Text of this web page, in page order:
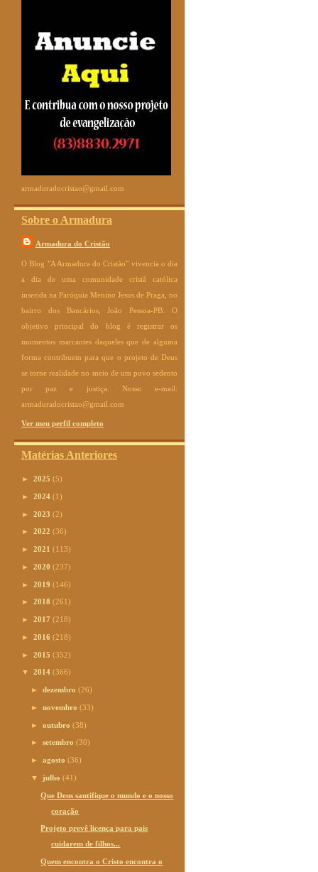
armaduradocristao@gmail.com
Sobre o Armadura
Armadura do Cristão
O Blog "A Armadura do Cristão" vivencia o dia
a dia de uma comunidade cristã católica
inserida na Paróquia Menino Jesus de Praga, no
bairro dos Bancários, João Pessoa-PB. O
objetivo principal do blog é registrar os
momentos marcantes daqueles que de alguma
forma contribuem para que o projeto de Deus
se torne realidade no meio de um povo sedento
por paz e justiça. Nosso e-mail:
armaduradocristao@gmail.com
Ver meu perfil completo
Matérias Anteriores
► 2025 (5)
► 2024 (1)
► 2023 (2)
► 2022 (36)
► 2021 (113)
► 2020 (237)
► 2019 (146)
► 2018 (261)
► 2017 (218)
► 2016 (218)
► 2015 (352)
▼ 2014 (366)
►dezembro(26)
►novembro(33)
►outubro(38)
►setembro(30)
►agosto(36)
▼ julho(41)
Que Deus santifique o mundo e o nosso
coração
Projeto prevê licença para pais
cuidarem de filhos...
Quem encontra o Cristo encontra o